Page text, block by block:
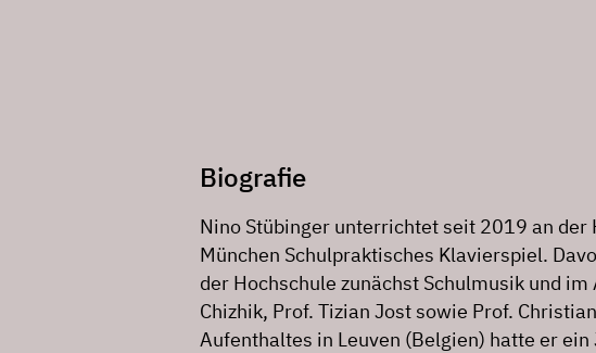
Biografie
Nino Stübinger unterrichtet seit 2019 an der
München Schulpraktisches Klavierspiel.
der Hochschule zunächst Schulmusik und
Chizhik, Prof. Tizian Jost sowie Prof.
Aufenthaltes in Leuven (Belgien) hatte er